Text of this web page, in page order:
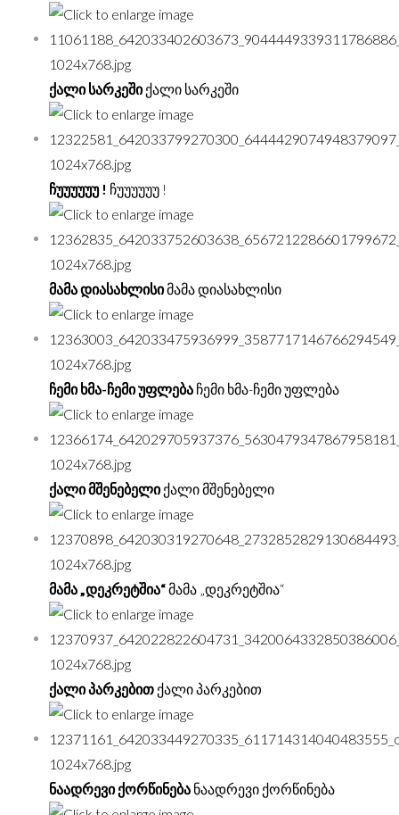
ქალი სარკეში ქალი სარკეში
ჩუუუუუუ ! ჩუუუუუუ !
მამა დიასახლისიმამა დიასახლისი
ჩემი ხმა-ჩემი უფლება ჩემი ხმა-ჩემი უფლება
ქალი მშენებელი ქალი მშენებელი
მამა „დეკრეტშია“მამა „დეკრეტშია“
ქალი პარკებით ქალი პარკებით
ნაადრევი ქორწინება ნაადრევი ქორწინება